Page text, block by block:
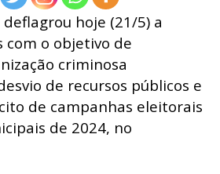
hoje (21/5) a
com o objetivo de
criminosa
de recursos públicos e
de campanhas eleitorais
de 2024, no